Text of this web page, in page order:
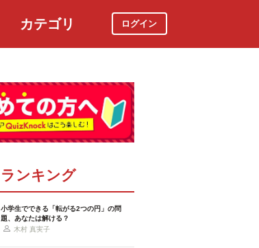
カテゴリ ログイン
ランキング
小学生でできる「転がる2つの円」の問
題、あなたは解ける？
木村 真実子